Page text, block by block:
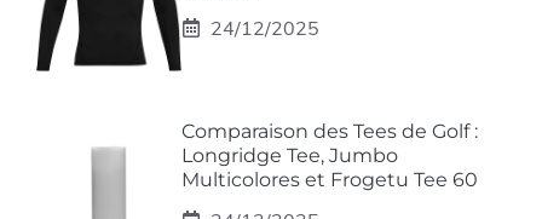
24/12/2025
Comparaison des Tees de Golf :
Longridge Tee, Jumbo
Multicolores et Frogetu Tee 60